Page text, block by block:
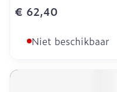
€ 62,40
Niet beschikbaar